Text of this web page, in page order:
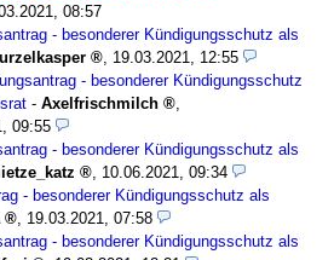
08:57
- besonderer Kündigungsschutz als
, 19.03.2021, 12:55
- besonderer Kündigungsschutz
- Axelfrischmilch
,
09:55
- besonderer Kündigungsschutz als
, 10.06.2021, 09:34
- besonderer Kündigungsschutz als
, 19.03.2021, 07:58
- besonderer Kündigungsschutz als